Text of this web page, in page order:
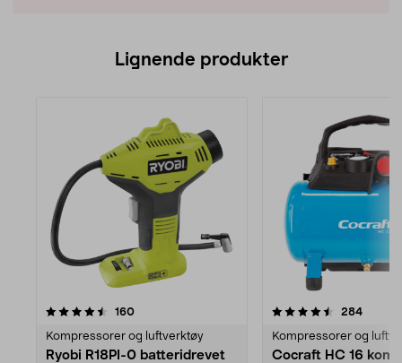
Lignende produkter
160anmeldelser
Kompressorer og luftverktøy
Ryobi R18PI-0 batteridrevet
4.5av 5 stjerner 284
Kompressorer og
Cocraft HC 16